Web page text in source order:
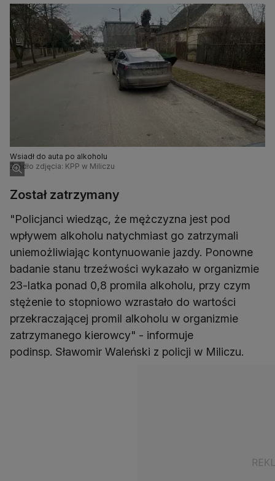
Wsiadł do auta po alkoholu
Źródło zdjęcia: KPP w Miliczu
Został zatrzymany
"Policjanci wiedząc, że mężczyzna jest pod
wpływem alkoholu natychmiast go zatrzymali
uniemożliwiając kontynuowanie jazdy. Ponowne
badanie stanu trzeźwości wykazało w organizmie
23-latka ponad 0,8 promila alkoholu, przy czym
stężenie to stopniowo wzrastało do wartości
przekraczającej promil alkoholu w organizmie
zatrzymanego kierowcy" - informuje
podinsp. Sławomir Waleński z policji w Miliczu.